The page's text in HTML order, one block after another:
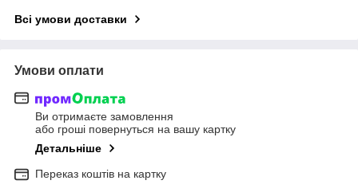
Всі умови доставки
Умови оплати
Ви отримаєте замовлення
або гроші повернуться на вашу картку
Детальніше
Переказ коштів на картку